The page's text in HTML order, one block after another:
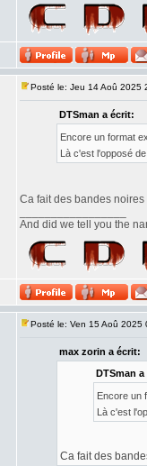
Posté le: Jeu 14 Aoû 2025
DTSman a écrit:
Encore un format
Là c'est l'opposé
Ca fait des bandes
And did we tell you the
Posté le: Ven 15 Aoû 2025
max zorin a écrit:
DTSman
Encore un
Là c'est
Ca fait des